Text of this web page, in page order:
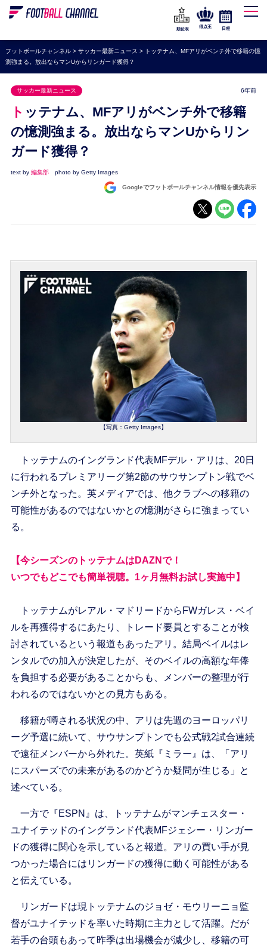
WEリーグ
海外サッカー
プレミアリーグ
ラ・リーガ
セリエA
ブンデスリーガ
UEFA
ナショナルチーム
順位表
得点王 日程
フットボールチャンネル> サッカー最新ニュース > トッテナム、MFアリがベンチ外で移籍の憶
測強まる。放出ならマンUからリンガード獲得？
サッカー最新ニュース 6年前
トッテナム、MFアリがベンチ外で移籍
の憶測強まる。放出ならマンUからリン
ガード獲得？
text by 編集部 photo by Getty Images
Googleでフットボールチャンネル情報を優先表示
【写真：Getty Images】
トッテナムのイングランド代表MFデル・アリは、20日
に行われるプレミアリーグ第2節のサウサンプトン戦でベ
ンチ外となった。英メディアでは、他クラブへの移籍の
可能性があるのではないかとの憶測がさらに強まってい
る。
【今シーズンのトッテナムはDAZNで！
いつでもどこでも簡単視聴。1ヶ月無料お試し実施中】
トッテナムがレアル・マドリードからFWガレス・ベイ
ルを再獲得するにあたり、トレード要員とすることが検
討されているという報道もあったアリ。結局ベイルはレ
ンタルでの加入が決定したが、そのベイルの高額な年俸
を負担する必要があることからも、メンバーの整理が行
われるのではないかとの見方もある。
移籍が噂される状況の中、アリは先週のヨーロッパリ
ーグ予選に続いて、サウサンプトンでも公式戦2試合連続
で遠征メンバーから外れた。英紙『ミラー』は、「アリ
にスパーズでの未来があるのかどうか疑問が生じる」と
述べている。
一方で『ESPN』は、トッテナムがマンチェスター・
ユナイテッドのイングランド代表MFジェシー・リンガー
ドの獲得に関心を示していると報道。アリの買い手が見
つかった場合にはリンガードの獲得に動く可能性がある
と伝えている。
リンガードは現トッテナムのジョゼ・モウリーニョ監
督がユナイテッドを率いた時期に主力として活躍。だが
若手の台頭もあって昨季は出場機会が減少し、移籍の可